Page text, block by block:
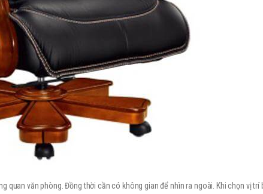
quan văn phòng. Đồng thời cần có không gian để nhìn ra ngoài. Khi chọn vị trí